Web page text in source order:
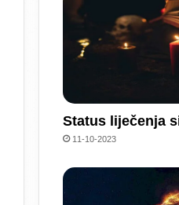
Status liječenja
11-10-2023